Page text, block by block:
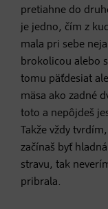
pretiahne do
je jedno, čím z
mala pri sebe
brokolicou alebo
tomu päťdesiat
mäsa ako zadné
toto a nepôjdeš
Takže vždy
začínaš byť
stravu, tak
pribrala.